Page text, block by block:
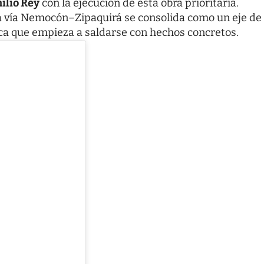
Reycon la ejecución de esta obra prioritaria.
Nemocón–Zipaquirá se consolida como un eje de
que empieza a saldarse con hechos concretos.